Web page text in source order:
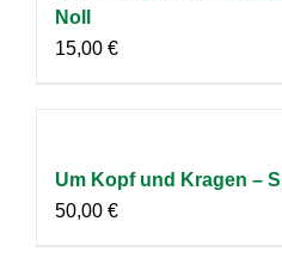
Noll
15,00 €
Um Kopf und Kragen –
50,00 €